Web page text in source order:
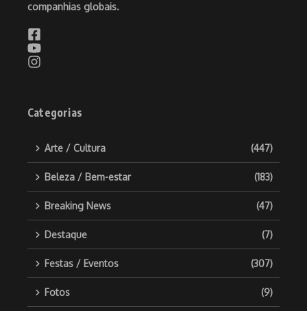
companhias globais.
Categorias
Arte / Cultura (447)
Beleza / Bem-estar (183)
Breaking News (47)
Destaque (7)
Festas / Eventos (307)
Fotos (9)